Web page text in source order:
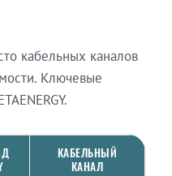
кабельных каналов
Ключевые
КАБЕЛЬНЫЙ
КАНАЛ